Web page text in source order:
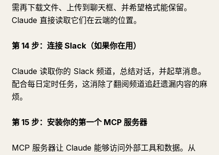
需再下载文件、上传到聊天框、并希望格式能保留。
Claude 直接读取它们在云端的位置。
第 14 步：连接 Slack（如果你在用）
Claude 读取你的 Slack 频道，总结对话，并起草消息。
配合每日定时任务，这消除了翻阅频道追赶遗漏内容的麻
烦。
第 15 步：安装你的第一个 MCP 服务器
MCP 服务器让 Claude 能够访问外部工具和数据。从